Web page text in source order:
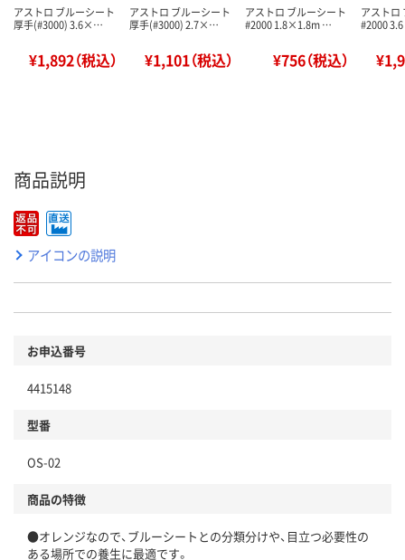
アストロ ブルーシート
厚手(#3000) 3.6×…
¥1,892（税込）
アストロ ブルーシート
厚手(#3000) 2.7×…
¥1,101（税込）
アストロ ブルーシート
#2000 1.8×1.8m …
¥756（税込）
アストロ
#2000
商品説明
アイコンの説明
お申込番号
4415148
型番
OS-02
商品の特徴
●オレンジなので、ブルーシートとの分類分けや、目立つ必要性の
ある場所での養生に最適です。